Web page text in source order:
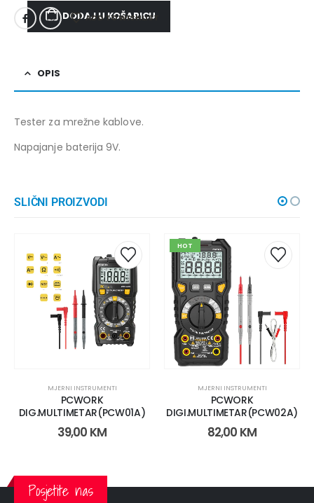
DODAJ U KOŠARICU
ADD TO WISHLIST
OPIS
Tester za mrežne kablove.
Napajanje baterija 9V.
SLIČNI PROIZVODI
MJERNI INSTRUMENTI
PCWORK
DIG.MULTIMETAR(PCW01A)
39,00 KM
HOT
MJERNI INSTRUMENTI
PCWORK
DIGI.MULTIMETAR(PCW02A)
82,00 KM
Posjetite nas